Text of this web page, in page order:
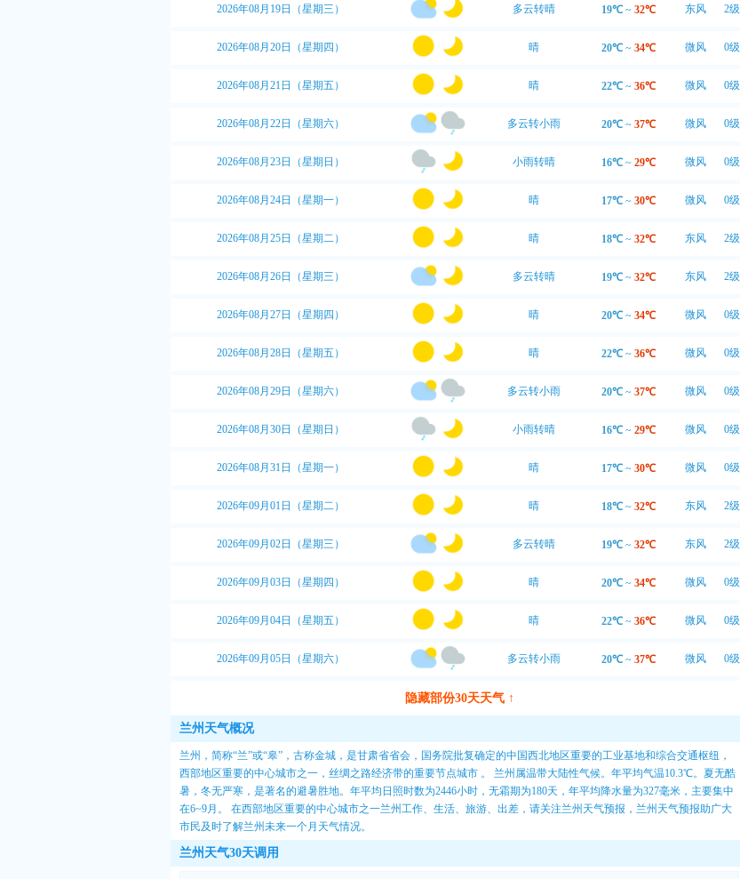
2026年08月19日（星期三） 多云转晴 19℃~ 32℃ 东风 2级
2026年08月20日（星期四） 晴 20℃~ 34℃ 微风 0级
2026年08月21日（星期五） 晴 22℃~ 36℃ 微风 0级
2026年08月22日（星期六） 多云转小雨 20℃~ 37℃ 微风 0级
2026年08月23日（星期日） 小雨转晴 16℃~ 29℃ 微风 0级
2026年08月24日（星期一） 晴 17℃~ 30℃ 微风 0级
2026年08月25日（星期二） 晴 18℃~ 32℃ 东风 2级
2026年08月26日（星期三） 多云转晴 19℃~ 32℃ 东风 2级
2026年08月27日（星期四） 晴 20℃~ 34℃ 微风 0级
2026年08月28日（星期五） 晴 22℃~ 36℃ 微风 0级
2026年08月29日（星期六） 多云转小雨 20℃~ 37℃ 微风 0级
2026年08月30日（星期日） 小雨转晴 16℃~ 29℃ 微风 0级
2026年08月31日（星期一） 晴 17℃~ 30℃ 微风 0级
2026年09月01日（星期二） 晴 18℃~ 32℃ 东风 2级
2026年09月02日（星期三） 多云转晴 19℃~ 32℃ 东风 2级
2026年09月03日（星期四） 晴 20℃~ 34℃ 微风 0级
2026年09月04日（星期五） 晴 22℃~ 36℃ 微风 0级
2026年09月05日（星期六） 多云转小雨 20℃~ 37℃ 微风 0级
隐藏部份30天天气 ↑
兰州天气概况
兰州，简称“兰”或“皋”，古称金城，是甘肃省省会，国务院批复确定的中国西北地区重要的工业基地和综合交通枢纽，
西部地区重要的中心城市之一，丝绸之路经济带的重要节点城市 。 兰州属温带大陆性气候。年平均气温10.3℃。夏无酷
暑，冬无严寒，是著名的避暑胜地。年平均日照时数为2446小时，无霜期为180天，年平均降水量为327毫米，主要集中
在6~9月。 在西部地区重要的中心城市之一兰州工作、生活、旅游、出差，请关注兰州天气预报，兰州天气预报助广大
市民及时了解兰州未来一个月天气情况。
兰州天气30天调用